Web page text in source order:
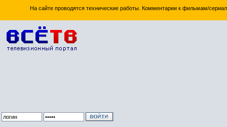
На сайте проводятся технические работы. Комментарии к фильмам/